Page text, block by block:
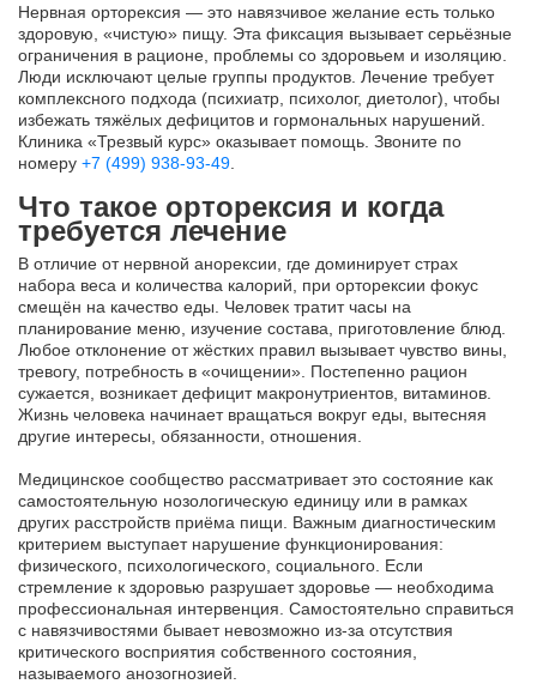
Нервная орторексия — это навязчивое желание есть только
здоровую, «чистую» пищу. Эта фиксация вызывает серьёзные
ограничения в рационе, проблемы со здоровьем и изоляцию.
Люди исключают целые группы продуктов. Лечение требует
комплексного подхода (психиатр, психолог, диетолог), чтобы
избежать тяжёлых дефицитов и гормональных нарушений.
Клиника «Трезвый курс» оказывает помощь. Звоните по
номеру +7 (499) 938-93-49
Что такое орторексия и когда
требуется лечение
В отличие от нервной анорексии, где доминирует страх
набора веса и количества калорий, при орторексии фокус
смещён на качество еды. Человек тратит часы на
планирование меню, изучение состава, приготовление блюд.
Любое отклонение от жёстких правил вызывает чувство вины,
тревогу, потребность в «очищении». Постепенно рацион
сужается, возникает дефицит макронутриентов, витаминов.
Жизнь человека начинает вращаться вокруг еды, вытесняя
другие интересы, обязанности, отношения.
Медицинское сообщество рассматривает это состояние как
самостоятельную нозологическую единицу или в рамках
других расстройств приёма пищи. Важным диагностическим
критерием выступает нарушение функционирования:
физического, психологического, социального. Если
стремление к здоровью разрушает здоровье — необходима
профессиональная интервенция. Самостоятельно справиться
с навязчивостями бывает невозможно из-за отсутствия
критического восприятия собственного состояния,
называемого анозогнозией.